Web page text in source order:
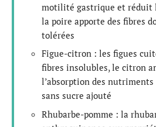
motilité gastrique et réduit
la poire apporte des fibres
tolérées
Figue-citron : les figues
fibres insolubles, le citron
l’absorption des
sans sucre ajouté
Rhubarbe-pomme : la